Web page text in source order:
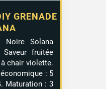
GRENADE
Noire Solana
fruitée
chair violette.
: 5
Maturation : 3